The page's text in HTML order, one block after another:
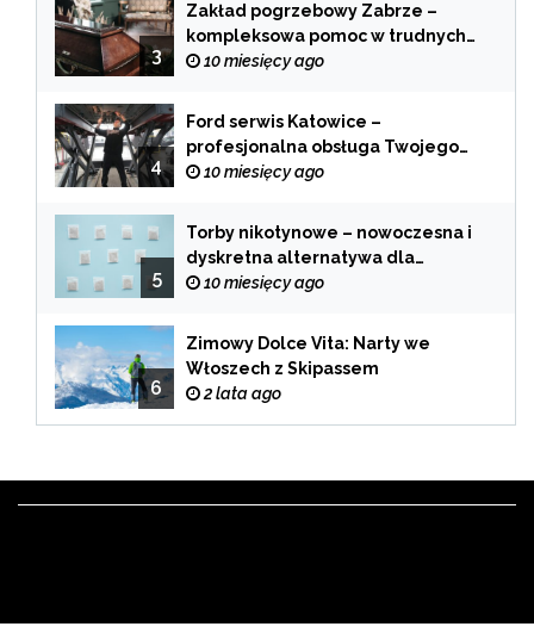
3
Zakład pogrzebowy Zabrze –
kompleksowa pomoc w trudnych
chwilach
10 miesięcy ago
4
Ford serwis Katowice –
profesjonalna obsługa Twojego
samochodu
10 miesięcy ago
5
Torby nikotynowe – nowoczesna i
dyskretna alternatywa dla
tradycyjnego palenia
10 miesięcy ago
6
Zimowy Dolce Vita: Narty we
Włoszech z Skipassem
2 lata ago